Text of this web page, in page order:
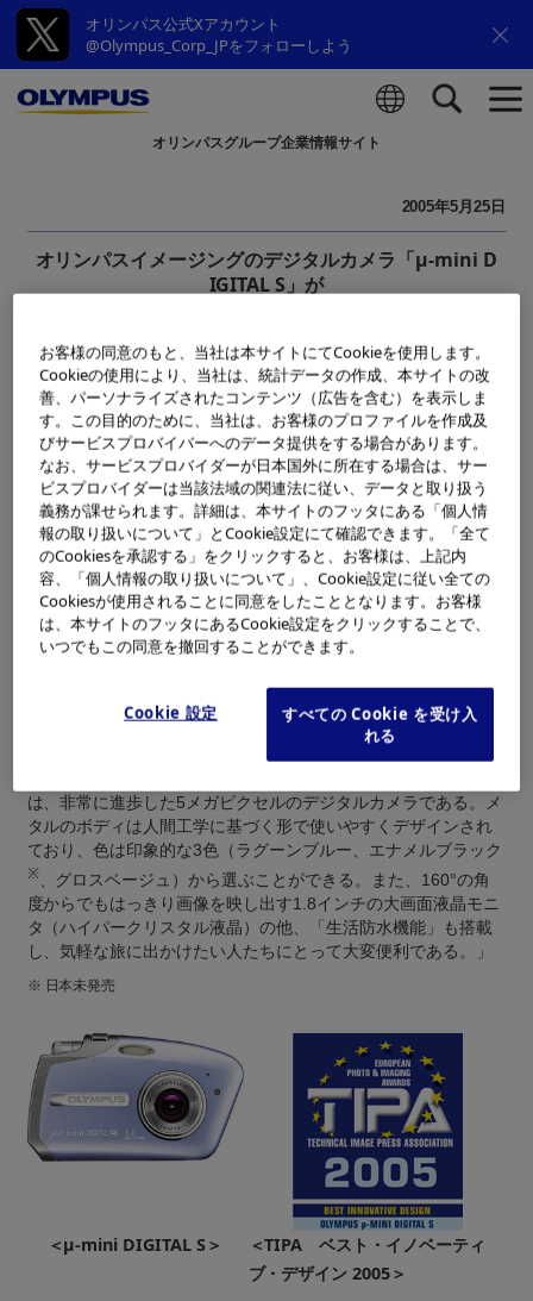
オリンパス公式Xアカウント
@Olympus_Corp_JPをフォローしよう
オリンパスグループ企業情報サイト
2005年5月25日
オリンパスイメージングのデジタルカメラ「μ-mini D
IGITAL S」が
オリンパスイメージング株式会社（社長：大久保 雅治）のコン
パクトデジタルカメラ「μ-mini DIGITAL S（ミューミニデジタ
ル エス）」が、欧州の権威ある写真・映像関連の賞である「TI
PA ベスト・イノベーティブ・デザイン・アワード2005」を受
賞しました。
TIPA（Technical Image Press Association）は、ヨーロッパ12
カ国を代表する31誌のカメラ･映像関連専門誌の代表によって構
成される団体で、毎年、映像関連製品に関する幅広い分野にお
いて特に優秀な製品や技術を選出しています。
今回の受賞の最大の理由は、「μ-mini DIGITAL S」の “斬新なデ
ザイン”にあります。
受賞理由として、TIPAからは以下のことが挙げられています。
は、非常に進歩した5メガピクセルのデジタルカメラである。メ
タルのボディは人間工学に基づく形で使いやすくデザインされ
ており、色は印象的な3色（ラグーンブルー、エナメルブラック
※、グロスベージュ）から選ぶことができる。また、160°の角
度からでもはっきり画像を映し出す1.8インチの大画面液晶モニ
タ（ハイパークリスタル液晶）の他、「生活防水機能」も搭載
し、気軽な旅に出かけたい人たちにとって大変便利である。」
※ 日本未発売
＜μ-mini DIGITAL S＞
＜TIPA ベスト・イノベーティ
ブ・デザイン 2005＞
お客様の同意のもと、当社は本サイトにてCookieを使用します。
Cookieの使用により、当社は、統計データの作成、本サイトの改
善、パーソナライズされたコンテンツ（広告を含む）を表示しま
す。この目的のために、当社は、お客様のプロファイルを作成及
びサービスプロバイバーへのデータ提供をする場合があります。
なお、サービスプロバイダーが日本国外に所在する場合は、サー
ビスプロバイダーは当該法域の関連法に従い、データと取り扱う
義務が課せられます。詳細は、本サイトのフッタにある「個人情
報の取り扱いについて」とCookie設定にて確認できます。「全て
のCookiesを承認する」をクリックすると、お客様は、上記内
容、「個人情報の取り扱いについて」、Cookie設定に従い全ての
Cookiesが使用されることに同意をしたこととなります。お客様
は、本サイトのフッタにあるCookie設定をクリックすることで、
いつでもこの同意を撤回することができます。
Cookie 設定
すべての Cookie を受け入
れる